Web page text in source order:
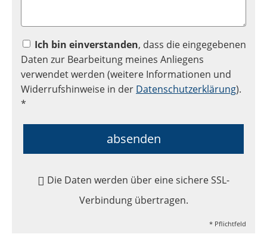
Ich bin einverstanden, dass die eingegebenen
Daten zur Bearbeitung meines Anliegens
verwendet werden (weitere Informationen und
Widerrufshinweise in der Datenschutzerklärung).
*
absenden
Die Daten werden über eine sichere SSL-
Verbindung übertragen.
* Pflichtfeld